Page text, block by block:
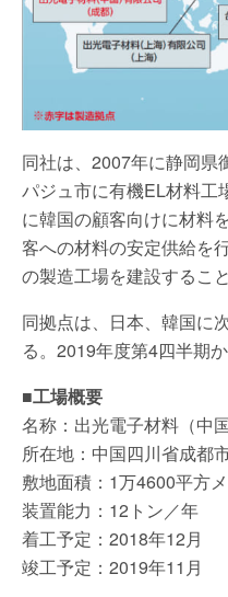
同社は、2007年に静岡県
パジュ市に有機EL材料工
に韓国の顧客向けに材料
客への材料の安定供給を
の製造工場を建設すること
同拠点は、日本、韓国に
る。2019年度第4四半期
■工場概要
名称：出光電子材料（中国
所在地：中国四川省成都
敷地面積：1万4600平方
装置能力：12トン／年
着工予定：2018年12月
竣工予定：2019年11月